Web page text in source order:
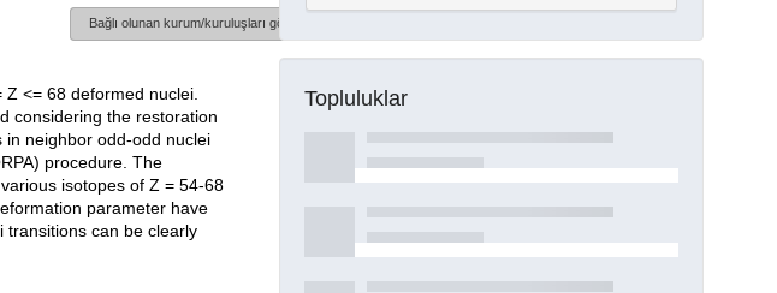
Bağlı olunan kurum/kuruluşları göster
<= 68 deformed nuclei.
considering the restoration
neighbor odd-odd nuclei
procedure. The
isotopes of Z = 54-68
parameter have
transitions can be clearly
Topluluklar